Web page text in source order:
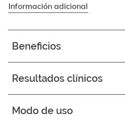
Información adicional
Beneficios
Resultados clínicos
Modo de uso